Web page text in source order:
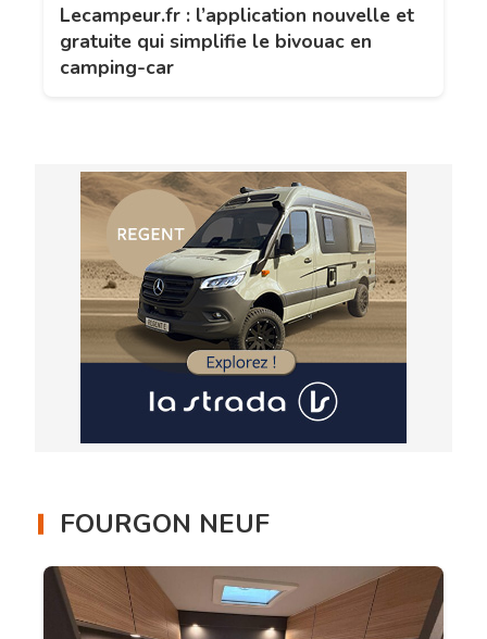
Lecampeur.fr : l’application nouvelle et
gratuite qui simplifie le bivouac en
camping-car
FOURGON NEUF